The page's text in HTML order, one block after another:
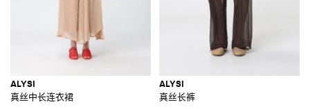
ALYSI
真丝中长连衣裙
ALYSI
真丝长裤